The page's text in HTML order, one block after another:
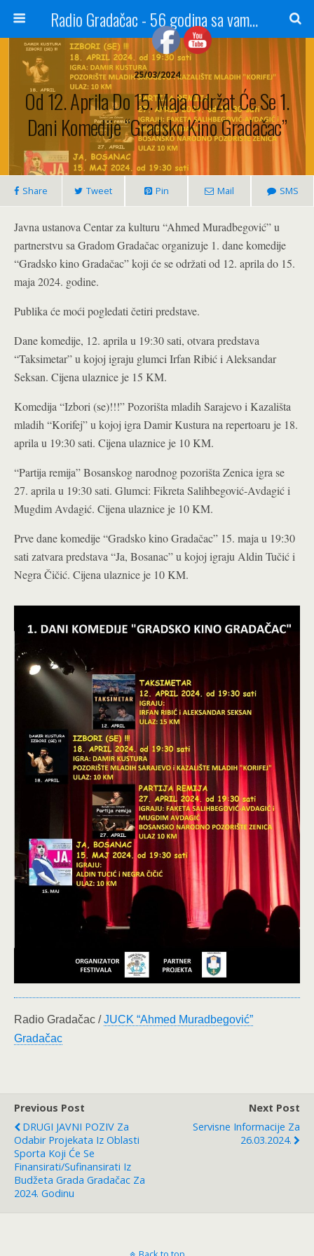
Radio Gradačac - 56 godina sa vama...
25/03/2024
Od 12. Aprila Do 15. Maja Održat Će Se 1.
Dani Komedije “Gradsko Kino Gradačac”
Share Tweet Pin Mail SMS
Javna ustanova Centar za kulturu “Ahmed Muradbegović” u
partnerstvu sa Gradom Gradačac organizuje 1. dane komedije
“Gradsko kino Gradačac” koji će se održati od 12. aprila do 15.
maja 2024. godine.
Publika će moći pogledati četiri predstave.
Dane komedije, 12. aprila u 19:30 sati, otvara predstava
“Taksimetar” u kojoj igraju glumci Irfan Ribić i Aleksandar
Seksan. Cijena ulaznice je 15 KM.
Komedija “Izbori (se)!!!” Pozorišta mladih Sarajevo i Kazališta
mladih “Korifej” u kojoj igra Damir Kustura na repertoaru je 18.
aprila u 19:30 sati. Cijena ulaznice je 10 KM.
“Partija remija” Bosanskog narodnog pozorišta Zenica igra se
27. aprila u 19:30 sati. Glumci: Fikreta Salihbegović-Avdagić i
Mugdim Avdagić. Cijena ulaznice je 10 KM.
Prve dane komedije “Gradsko kino Gradačac” 15. maja u 19:30
sati zatvara predstava “Ja, Bosanac” u kojoj igraju Aldin Tučić i
Negra Čičić. Cijena ulaznice je 10 KM.
Radio Gradačac /JUCK “Ahmed Muradbegović”
Gradačac
Previous Post
DRUGI JAVNI POZIV Za
Odabir Projekata Iz Oblasti
Sporta Koji Će Se
Finansirati/sufinansirati Iz
Budžeta Grada Gradačac Za
2024. Godinu
Next Post
Servisne Informacije Za
26.03.2024.